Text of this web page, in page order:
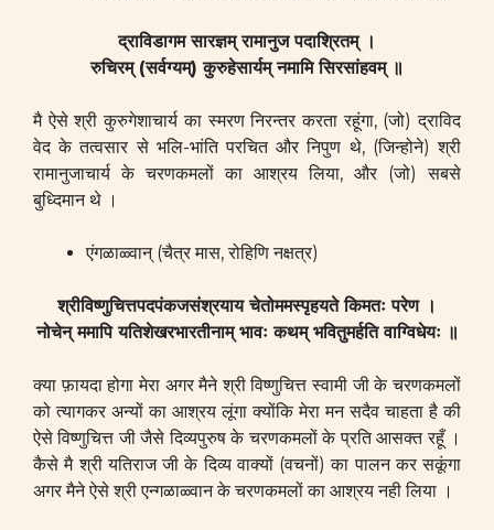
द्राविडागम सारज्ञम् रामानुज पदाश्रितम् ।
रुचिरम् (सर्वग्यम्) कुरुहेसार्यम् नमामि सिरसांहवम् ॥
मै ऐसे श्री कुरुगेशाचार्य का स्मरण निरन्तर करता रहूंगा, (जो) द्राविद
वेद के तत्वसार से भलि-भांति परचित और निपुण थे, (जिन्होने) श्री
रामानुजाचार्य के चरणकमलों का आश्रय लिया, और (जो) सबसे
बुध्दिमान थे ।
एंगळाळ्वान् (चैत्र मास, रोहिणि नक्षत्र)
श्रीविष्णुचित्तपदपंकजसंश्रयाय चेतोममस्पृहयते किमतः परेण ।
नोचेन् ममापि यतिशेखरभारतीनाम् भावः कथम् भवितुमर्हति वाग्विधेयः ॥
क्या फ़ायदा होगा मेरा अगर मैने श्री विष्णुचित्त स्वामी जी के चरणकमलों
को त्यागकर अन्यों का आश्रय लूंगा क्योंकि मेरा मन सदैव चाहता है की
ऐसे विष्णुचित्त जी जैसे दिव्यपुरुष के चरणकमलों के प्रति आसक्त रहूँ ।
कैसे मै श्री यतिराज जी के दिव्य वाक्यों (वचनों) का पालन कर सकूंगा
अगर मैने ऐसे श्री एन्गळाळ्वान के चरणकमलों का आश्रय नही लिया ।